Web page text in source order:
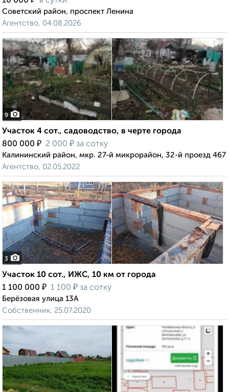
Советский район, проспект Ленина
Агентство, 04.08.2026
9
Участок 4 сот., садоводство, в черте города
800 000 ₽ 2 000 ₽ за сотку
Калининский район, мкр. 27-й микрорайон, 32-й проезд 467
Агентство, 02.05.2022
3
Участок 10 сот., ИЖС, 10 км от города
1 100 000 ₽ 1 100 ₽ за сотку
Берёзовая улица 13А
Собственник, 25.07.2020